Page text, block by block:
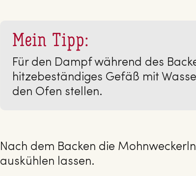
Mein Tipp:
Für den Dampf während des
hitzebeständiges Gefäß mit
den Ofen stellen.
Nach dem Backen die
auskühlen lassen.